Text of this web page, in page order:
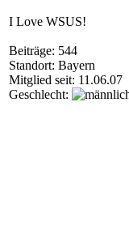
I Love WSUS!
Beiträge: 544
Standort: Bayern
Mitglied seit: 11.06.07
Geschlecht: